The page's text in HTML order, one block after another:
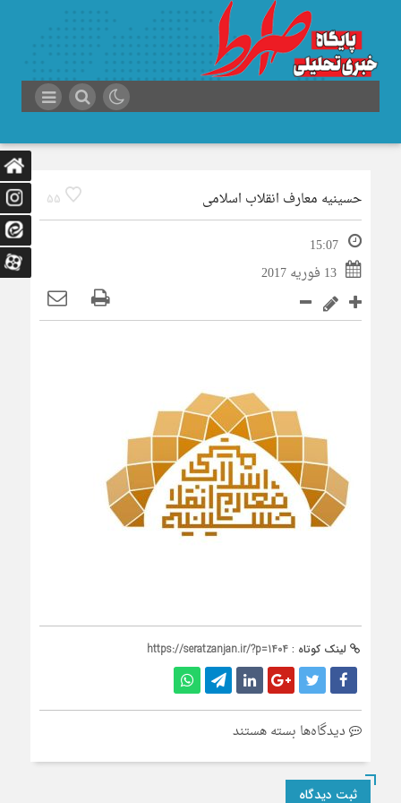
55
حسینیه معارف انقلاب اسلامی
15:07
13 فوریه 2017
لینک کوتاه : https://seratzanjan.ir/?p=1404
دیدگاه‌ها برای
معارف
بسته هستند
ثبت دیدگاه